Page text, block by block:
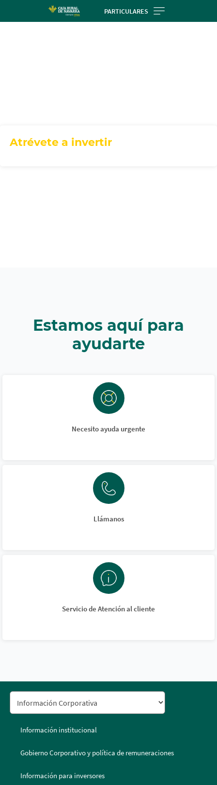
PARTICULARES
Atrévete a invertir
Estamos aquí para
ayudarte
Necesito ayuda urgente
Llámanos
Servicio de Atención al cliente
Información institucional
Gobierno Corporativo y política de remuneraciones
Información para inversores